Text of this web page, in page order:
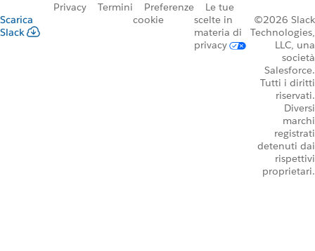
Scarica
Slack
Privacy Termini
Preferenze
cookie
Le tue
scelte in
materia di
privacy
©2026 Slack
Technologies,
LLC, una
società
Salesforce.
Tutti i diritti
riservati.
Diversi
marchi
registrati
detenuti dai
rispettivi
proprietari.